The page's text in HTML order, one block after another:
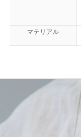
マテリアル